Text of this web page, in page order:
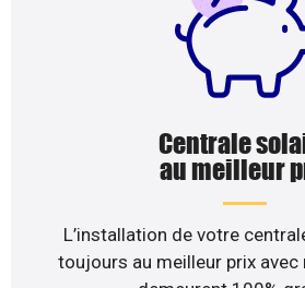
Centrale
au meilleur
L’installation de votre
toujours au meilleur prix avec